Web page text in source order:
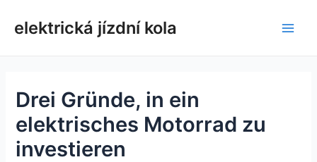
elektrická jízdní kola
Drei Gründe, in ein
elektrisches Motorrad zu
investieren